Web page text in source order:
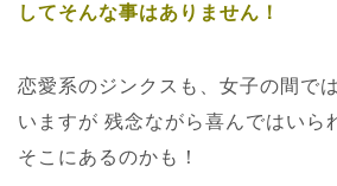
してそんな事はありません！
恋愛系のジンクスも、女子の間で
いますが 残念ながら喜んではいら
そこにあるのかも！